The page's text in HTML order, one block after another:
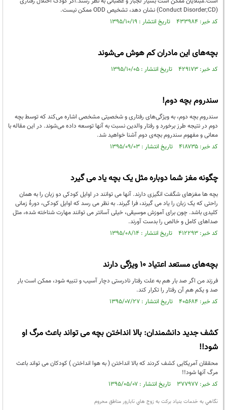
(Conduct Disorder;CD) نشان دهد، تشخیص ODD ممکن نیست.
کد خبر: ۴۳۳۹۸۴ تاریخ انتشار : ۱۳۹۵/۱۰/۱۹
بچه‌های این مادران کم هوش می‌شوند
کد خبر: ۴۲۹۱۷۳ تاریخ انتشار : ۱۳۹۵/۱۰/۰۵
سندروم بچه‌ دوم!
سندروم بچه‌ دوم، به ویژگی‌های رفتاری و شخصیتی مشخصی اشاره می‌کند که توسط بچه‌
دوم در نتیجه‌ طرز برخورد و رفتار والدین نسبت به آنها توسعه داده می‌شوند. در این مقاله با
معانی و مفهوم سندروم بچه‌ی دوم آشنا خواهید شد.
کد خبر: ۴۱۸۷۳۵ تاریخ انتشار : ۱۳۹۵/۰۹/۰۳
چگونه مغز شما دوباره مثل یک بچه یاد می گیرد
بچه ها مغزهای شگفت انگیزی دارند. آنها می توانند در اوایل کودکی دو زبان را به همان
راحتی که یک زبان را یاد می گیرند، فرا گیرند. به نظر می رسد که اوایل کودکی، دورۀ زمانی
کلیدی باشد. چون برای آموزش موسیقی، خیلی آسانتر می توانند مهارت شناخته شده، مثل
صداهای کامل و خالص را بدست آورند.
کد خبر: ۴۱۲۲۹۳ تاریخ انتشار : ۱۳۹۵/۰۸/۱۴
بچه‌های مستعد اعتیاد 10 ویژگی دارند
فرزند من اگر صد بار هم به علت رفتار نادرستی دچار آسیب و تنبیه شود، ممكن است بار
صد و یكم هم آن رفتار را تكرار كند.
کد خبر: ۴۰۵۶۸۴ تاریخ انتشار : ۱۳۹۵/۰۷/۲۷
کشف جدید دانشمندان: بالا انداختن بچه می تواند باعث مرگ او
شود!!
محققان آمریکایی کشف کردند که بالا انداختن ( به هوا انداختن ) کودکان می تواند باعث
مرگ آنها شود!!
کد خبر: ۳۷۷۹۷۷ تاریخ انتشار : ۱۳۹۵/۰۵/۰۷
نگاهي به خدمات بنياد بركت به زوج هاي نابارور مناطق محروم